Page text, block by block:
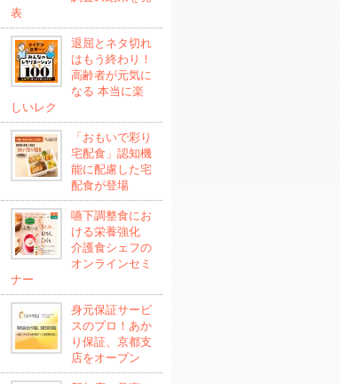
表
退屈とネタ切れ
はもう終わり！
高齢者が元気に
なる 本当に楽
しいレク
「おもいで彩り
宅配食」認知機
能に配慮した宅
配食が登場
嚥下調整食にお
ける栄養強化
介護食シェフの
オンラインセミ
ナー
身元保証サービ
スのプロ！あか
り保証、京都支
店をオープン